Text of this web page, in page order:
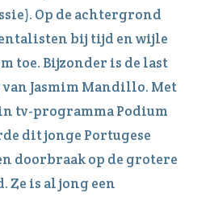
Op de achtergrond
bij tijd en wijle
toe. Bijzonder is de last
Jasmim Mandillo. Met
tv-programma Podium
dit jonge Portugese
doorbraak op de grotere
Ze is al jong een